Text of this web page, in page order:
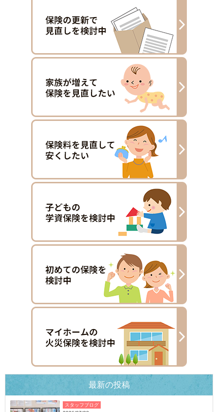
最新の投稿
スタッフブログ